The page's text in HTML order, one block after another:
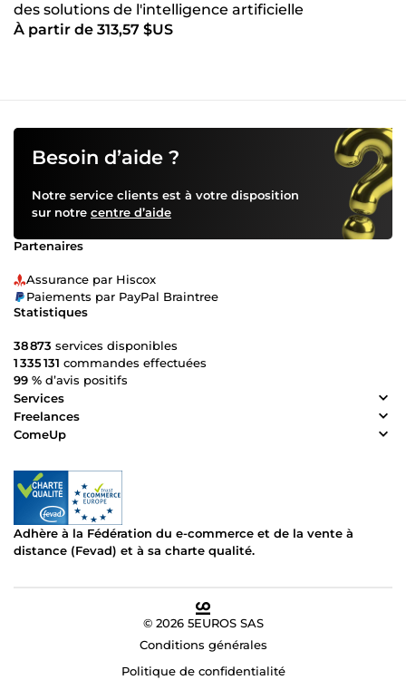
des solutions de l'intelligence artificielle
À partir de 313,57 $US
Besoin d’aide ?
Notre service clients est à votre disposition
sur notre centre d’aide
Partenaires
Assurance par Hiscox
Paiements par PayPal Braintree
Statistiques
38 873 services disponibles
1 335 131 commandes effectuées
99 % d’avis positifs
Services
Freelances
ComeUp
Adhère à la Fédération du e-commerce et de la vente à
distance (Fevad) et à sa charte qualité.
© 2026 5EUROS SAS
Conditions générales
Politique de confidentialité